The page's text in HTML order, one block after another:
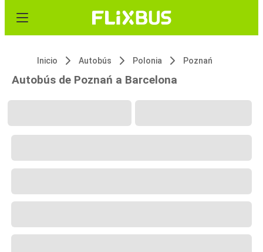
Inicio Autobús Polonia Poznań
Autobús de Poznań a Barcelona